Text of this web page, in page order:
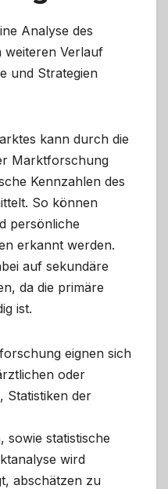
Analyse des
weiteren Verlauf
und Strategien
kann durch die
Marktforschung
Kennzahlen des
So können
persönliche
erkannt werden.
auf sekundäre
da die primäre
ist.
eignen sich
oder
Statistiken der
sowie statistische
wird
abschätzen zu